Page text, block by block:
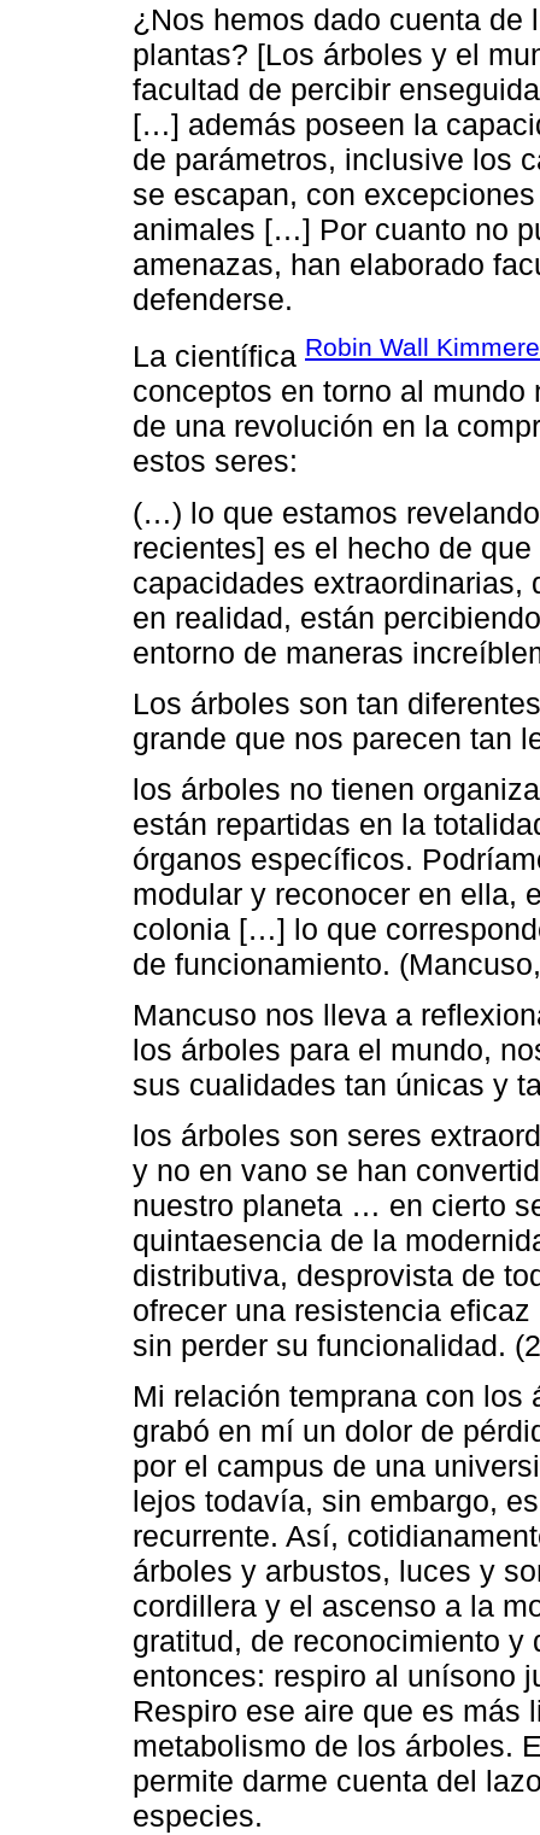
¿Nos hemos dado cuenta de
plantas? [Los árboles y el
facultad de percibir
[…] además poseen la
de parámetros, inclusive los
se escapan, con
animales […] Por cuanto no
amenazas, han elaborado
defenderse.
La científica Robin Wall
conceptos en torno al
de una revolución en la
estos seres:
(…) lo que estamos
recientes] es el hecho de
capacidades
en realidad, están
entorno de maneras
Los árboles son tan
grande que nos parecen tan
los árboles no tienen
están repartidas en la
órganos específicos.
modular y reconocer en ella,
colonia […] lo que
de funcionamiento.
Mancuso nos lleva a
los árboles para el mundo,
sus cualidades tan únicas y
los árboles son seres
y no en vano se han
nuestro planeta … en cierto
quintaesencia de la
distributiva, desprovista de
ofrecer una resistencia
sin perder su funcionalidad.
Mi relación temprana con los
grabó en mí un dolor de
por el campus de una
lejos todavía, sin embargo,
recurrente. Así,
árboles y arbustos, luces y
cordillera y el ascenso a la
gratitud, de reconocimiento
entonces: respiro al unísono
Respiro ese aire que es más
metabolismo de los árboles.
permite darme cuenta del
especies.